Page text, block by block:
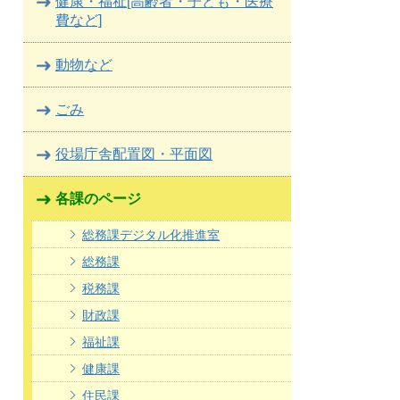
費など]
動物など
ごみ
役場庁舎配置図・平面図
各課のページ
総務課デジタル化推進室
総務課
税務課
財政課
福祉課
健康課
住民課